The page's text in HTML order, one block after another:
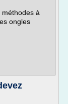
à
ongles